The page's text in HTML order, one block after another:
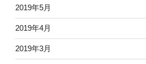
2019年5月
2019年4月
2019年3月